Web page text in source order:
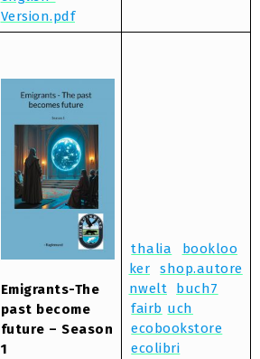
Version.pdf
Emigrants-The
past become
future – Season
1
thalia
bookloo
ker
shop.autore
nwelt
buch7
fairb uch
ecobookstore
ecolibri